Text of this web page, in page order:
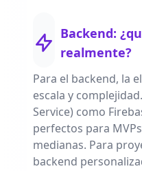
Backend:
realmente?
Para el backend, la
escala y
Service) como
perfectos para
medianas. Para
backend